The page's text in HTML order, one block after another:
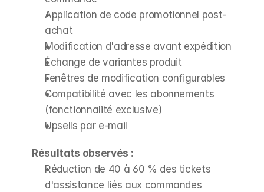
Application de code promotionnel post-
achat
Modification d'adresse avant expédition
Échange de variantes produit
Fenêtres de modification configurables
Compatibilité avec les abonnements
(fonctionnalité exclusive)
Upsells par e-mail
Résultats observés :
Réduction de 40 à 60 % des tickets
d'assistance liés aux commandes